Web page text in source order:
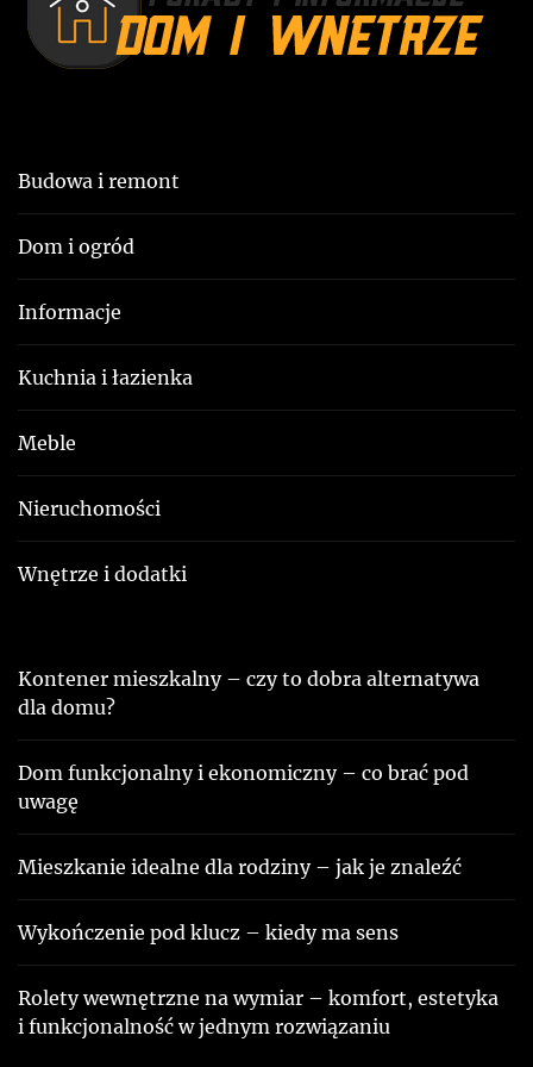
u
Budowa i remont
Dom i ogród
Informacje
Kuchnia i łazienka
Meble
Nieruchomości
Wnętrze i dodatki
Kontener mieszkalny – czy to dobra alternatywa
dla domu?
Dom funkcjonalny i ekonomiczny – co brać pod
uwagę
Mieszkanie idealne dla rodziny – jak je znaleźć
Wykończenie pod klucz – kiedy ma sens
Rolety wewnętrzne na wymiar – komfort, estetyka
i funkcjonalność w jednym rozwiązaniu